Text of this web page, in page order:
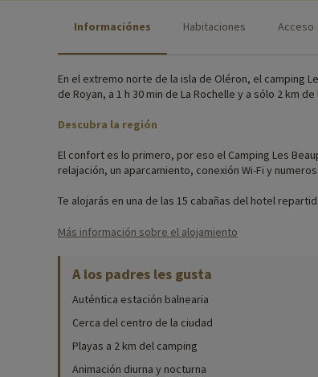
Informaciónes Habitaciones Acceso
En el extremo norte de la isla de Oléron, el camping
de Royan, a 1 h 30 min de La Rochelle y a sólo 2 km de
Descubra la región
El confort es lo primero, por eso el Camping Les
relajación, un aparcamiento, conexión Wi-Fi y
Te alojarás en una de las 15 cabañas del hotel
Para obtener información precisa sobre las
¡No hay nada como unas vacaciones con piscina!
total seguridad. También hay tumbonas alrededor.
Para todos los gustos, hay varias pistas deportivas,
los más pequeños podrán divertirse en la zona de
Más información sobre el alojamiento
A los padres les gusta
Auténtica estación balnearia
Cerca del centro de la ciudad
Playas a 2 km del camping
Animación diurna y nocturna